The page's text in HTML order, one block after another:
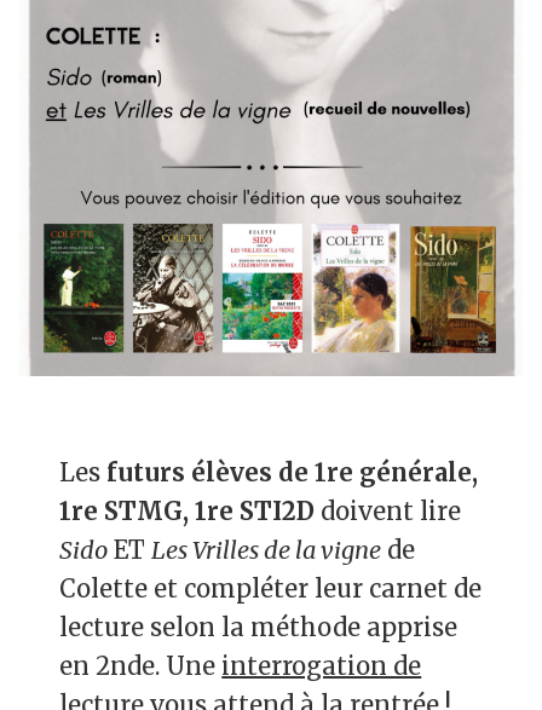
Les futurs élèves de 1re générale,
1re STMG, 1re STI2D doivent lire
Sido ETLes Vrilles de la vigne de
Colette et compléter leur carnet de
lecture selon la méthode apprise
en 2nde. Une interrogation de